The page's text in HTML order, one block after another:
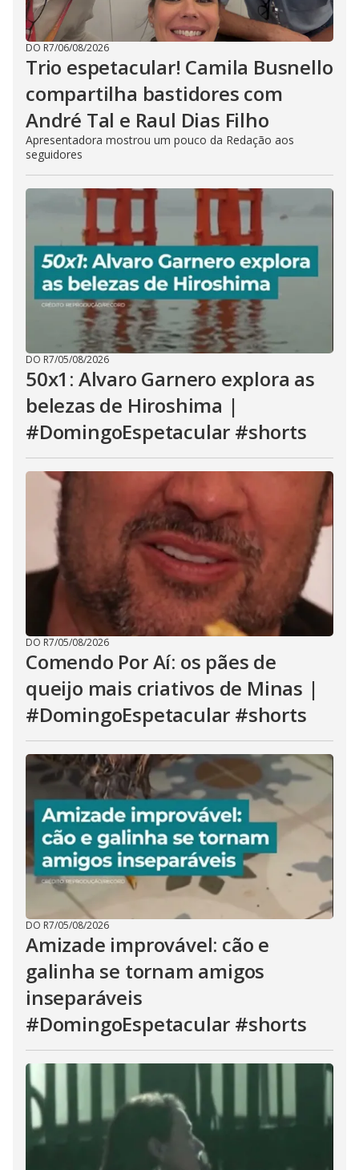
DO R7/06/08/2026
Trio espetacular! Camila Busnello
compartilha bastidores com
André Tal e Raul Dias Filho
Apresentadora mostrou um pouco da Redação aos
seguidores
DO R7/05/08/2026
50x1: Alvaro Garnero explora as
belezas de Hiroshima |
#DomingoEspetacular #shorts
DO R7/05/08/2026
Comendo Por Aí: os pães de
queijo mais criativos de Minas |
#DomingoEspetacular #shorts
DO R7/05/08/2026
Amizade improvável: cão e
galinha se tornam amigos
inseparáveis
#DomingoEspetacular #shorts